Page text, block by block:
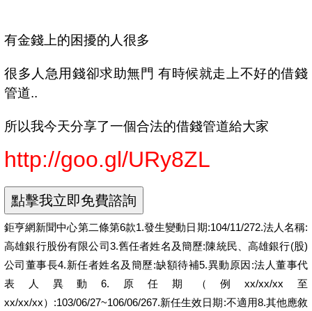
有金錢上的困擾的人很多
很多人急用錢卻求助無門 有時候就走上不好的借錢
管道..
所以我今天分享了一個合法的借錢管道給大家
http://goo.gl/URy8ZL
鉅亨網新聞中心第二條第6款1.發生變動日期:104/11/272.法人名稱:
高雄銀行股份有限公司3.舊任者姓名及簡歷:陳統民、高雄銀行(股)
公司董事長4.新任者姓名及簡歷:缺額待補5.異動原因:法人董事代
表人異動6.原任期（例xx/xx/xx至
xx/xx/xx）:103/06/27~106/06/267.新任生效日期:不適用8.其他應敘